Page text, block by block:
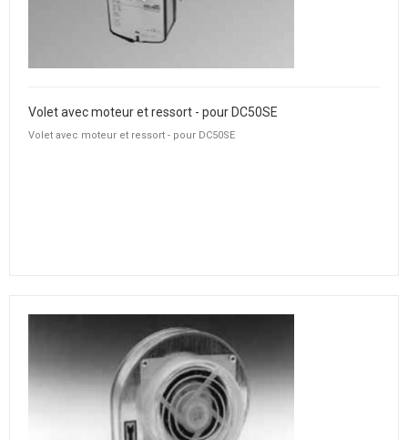
Volet avec moteur et ressort - pour DC50SE
Volet avec moteur et ressort - pour DC50SE